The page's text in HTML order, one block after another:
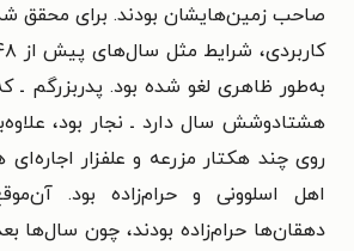
صاحب زمین‌هایشان بودند. برای
به‌طور ظاهری لغو شده بود. پدربزرگم ـ
هشتادوشش سال دارد ـ نجار بود،
روی چند هکتار مزرعه و علفزار
اهل اسلوونی و حرام‌زاده بود.
دهقان‌ها حرام‌زاده بودند، چون سال‌ها